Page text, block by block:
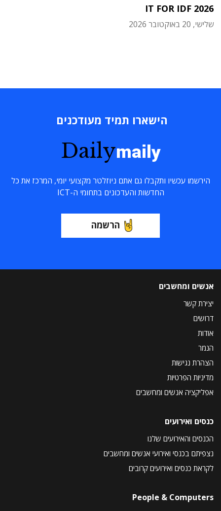
IT FOR IDF 2026
שלישי, 20 באוקטובר 2026
הישארו תמיד מעודכנים
Dailymaily
הירשמו עכשיו ותקבלו גם אתם ניוזלטר מקצועי יומי, המרכז את כל
החדשות והעדכונים בתחומי ה-ICT
הרשמה
אנשים ומחשבים
יצירת קשר
דרושים
אודות
הנמר
הצהרת נגישות
מדיניות הפרטיות
אפליקציה אנשים ומחשבים
כנסים ואירועים
הכנסים והאירועים שלנו
נצפיתם בכנסי ואירועי אנשים ומחשבים
לקראת כנסים ואירועים קרובים
People & Computers